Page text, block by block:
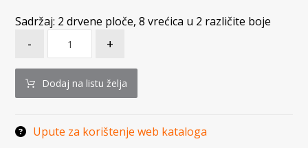
Sadržaj: 2 drvene ploče, 8 vrećica u 2 različite boje
- +
Dodaj na listu želja
Upute za korištenje web kataloga